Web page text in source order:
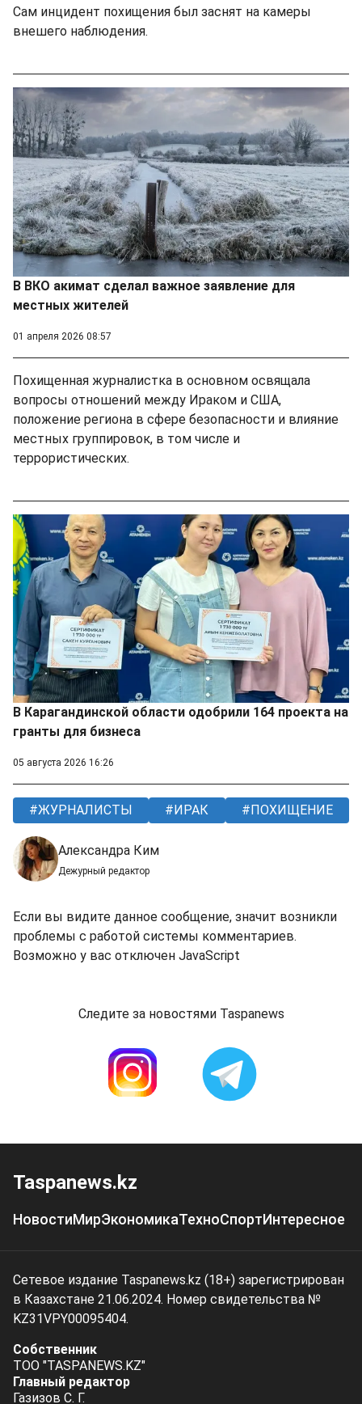
Сам инцидент похищения был заснят на камеры
внешего наблюдения.
В ВКО акимат сделал важное заявление для
местных жителей
01 апреля 2026 08:57
Похищенная журналистка в основном освящала
вопросы отношений между Ираком и США,
положение региона в сфере безопасности и влияние
местных группировок, в том числе и
террористических.
В Карагандинской области одобрили 164 проекта на
гранты для бизнеса
05 августа 2026 16:26
ЖУРНАЛИСТЫ ИРАК ПОХИЩЕНИЕ
Александра Ким
Дежурный редактор
Если вы видите данное сообщение, значит возникли
проблемы с работой системы комментариев.
Возможно у вас отключен JavaScript
Следите за новостями Taspanews
Taspanews.kz
НовостиМирЭкономикаТехноСпортИнтересное
Сетевое издание Taspanews.kz (18+) зарегистрирован
в Казахстане 21.06.2024. Номер свидетельства №
KZ31VPY00095404.
Собственник
ТОО "TASPANEWS.KZ"
Главный редактор
Газизов С. Г.